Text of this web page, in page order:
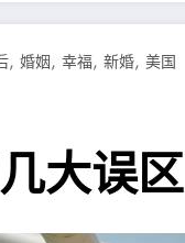
, 婚姻, 幸福, 新婚, 美国
大误区